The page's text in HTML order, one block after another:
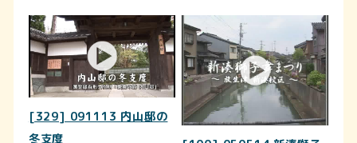
[329] 091113 内山邸の
冬支度